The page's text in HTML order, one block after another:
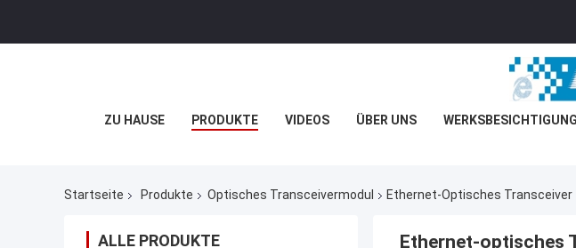
ZU HAUSE PRODUKTE VIDEOS ÜBER UNS WERKSBESICHTIGUNG
Startseite Produkte Optisches Transceivermodul Ethernet-Optisches Transceiver
ALLE PRODUKTE Ethernet-optisches